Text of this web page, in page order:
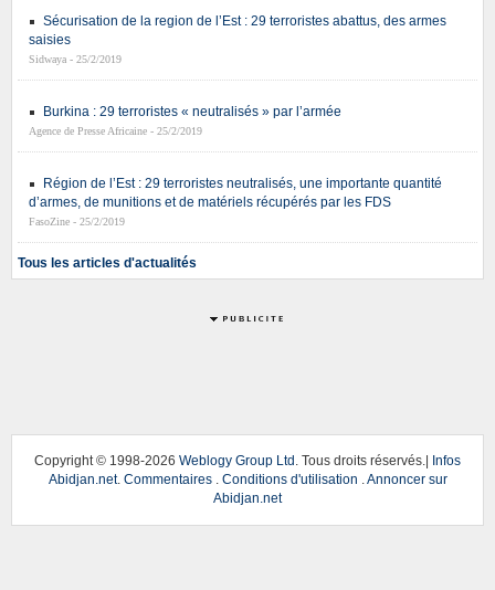
Sécurisation de la region de l’Est : 29 terroristes abattus, des armes
saisies
Sidwaya - 25/2/2019
Burkina : 29 terroristes « neutralisés » par l’armée
Agence de Presse Africaine - 25/2/2019
Région de l’Est : 29 terroristes neutralisés, une importante quantité
d’armes, de munitions et de matériels récupérés par les FDS
FasoZine - 25/2/2019
Tous les articles d'actualités
Copyright © 1998-2026 Weblogy Group Ltd . Tous droits réservés.|
Infos
Abidjan.net. Commentaires. Conditions d'utilisation .Annoncer sur
Abidjan.net